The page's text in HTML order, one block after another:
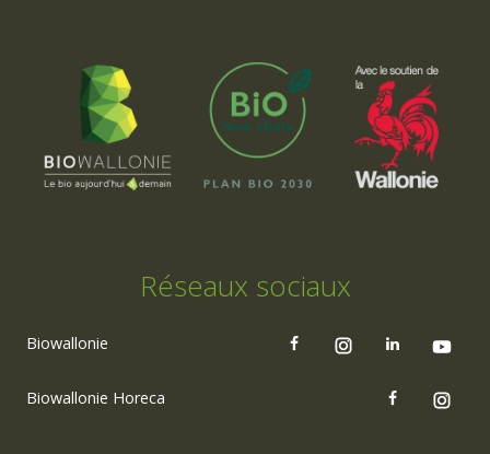
Réseaux sociaux
Biowallonie
Biowallonie Horeca